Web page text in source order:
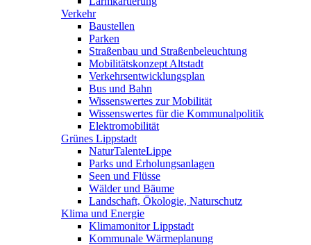
Verkehr
Baustellen
Parken
Straßenbau und Straßenbeleuchtung
Mobilitätskonzept Altstadt
Verkehrsentwicklungsplan
Bus und Bahn
Wissenswertes zur Mobilität
Wissenswertes für die Kommunalpolitik
Elektromobilität
Grünes Lippstadt
NaturTalenteLippe
Parks und Erholungsanlagen
Seen und Flüsse
Wälder und Bäume
Landschaft, Ökologie, Naturschutz
Klima und Energie
Klimamonitor Lippstadt
Kommunale Wärmeplanung